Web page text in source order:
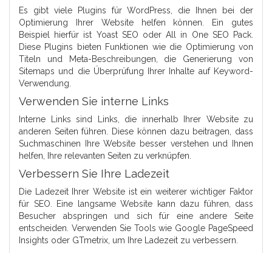
Es gibt viele Plugins für WordPress, die Ihnen bei der
Optimierung Ihrer Website helfen können. Ein gutes
Beispiel hierfür ist Yoast SEO oder All in One SEO Pack.
Diese Plugins bieten Funktionen wie die Optimierung von
Titeln und Meta-Beschreibungen, die Generierung von
Sitemaps und die Überprüfung Ihrer Inhalte auf Keyword-
Verwendung.
Verwenden Sie interne Links
Interne Links sind Links, die innerhalb Ihrer Website zu
anderen Seiten führen. Diese können dazu beitragen, dass
Suchmaschinen Ihre Website besser verstehen und Ihnen
helfen, Ihre relevanten Seiten zu verknüpfen.
Verbessern Sie Ihre Ladezeit
Die Ladezeit Ihrer Website ist ein weiterer wichtiger Faktor
für SEO. Eine langsame Website kann dazu führen, dass
Besucher abspringen und sich für eine andere Seite
entscheiden. Verwenden Sie Tools wie Google PageSpeed
Insights oder GTmetrix, um Ihre Ladezeit zu verbessern.